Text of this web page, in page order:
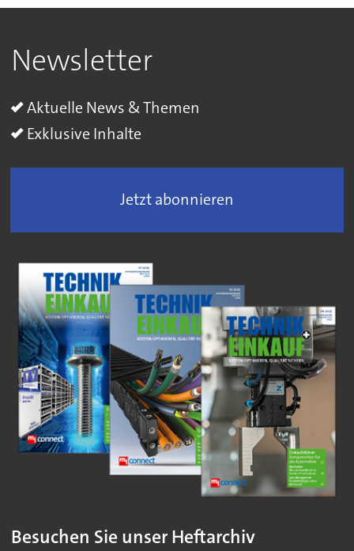
Newsletter
Aktuelle News & Themen
Exklusive Inhalte
Jetzt abonnieren
Besuchen Sie unser Heftarchiv